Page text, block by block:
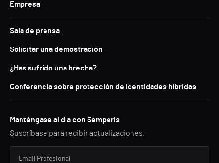
Empresa
Sala de prensa
Solicitar una demostración
¿Has sufrido una brecha?
Conferencia sobre protección de identidades híbridas
Manténgase al día con Semperis
Suscríbase para recibir actualizaciones.